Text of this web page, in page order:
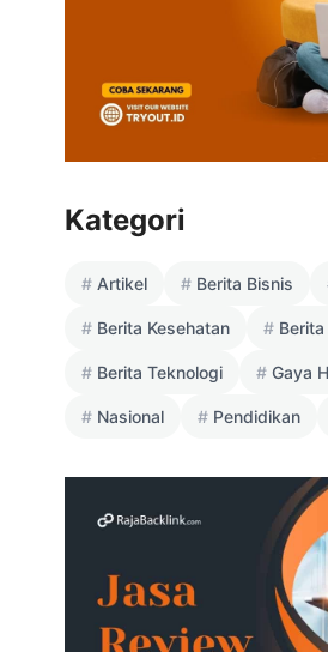
Kategori
Artikel Berita Bisnis
Berita Kesehatan
Berita Teknologi Gaya
Nasional Pendidikan